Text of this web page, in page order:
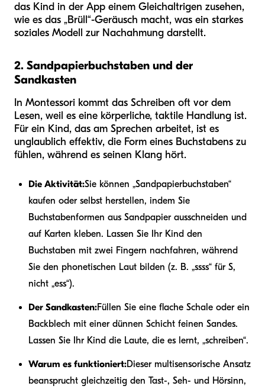
das Kind in der App einem Gleichaltrigen zusehen,
wie es das „Brüll“-Geräusch macht, was ein starkes
soziales Modell zur Nachahmung darstellt.
2. Sandpapierbuchstaben und der
Sandkasten
In Montessori kommt das Schreiben oft vor dem
Lesen, weil es eine körperliche, taktile Handlung ist.
Für ein Kind, das am Sprechen arbeitet, ist es
unglaublich effektiv, die Form eines Buchstabens zu
fühlen, während es seinen Klang hört.
Die Aktivität:Sie können „Sandpapierbuchstaben“
kaufen oder selbst herstellen, indem Sie
Buchstabenformen aus Sandpapier ausschneiden und
auf Karten kleben. Lassen Sie Ihr Kind den
Buchstaben mit zwei Fingern nachfahren, während
Sie den phonetischen Laut bilden (z. B. „ssss“ für S,
nicht „ess“).
Der Sandkasten:Füllen Sie eine flache Schale oder ein
Backblech mit einer dünnen Schicht feinen Sandes.
Lassen Sie Ihr Kind die Laute, die es lernt, „schreiben“.
Warum es funktioniert:Dieser multisensorische Ansatz
beansprucht gleichzeitig den Tast-, Seh- und Hörsinn,